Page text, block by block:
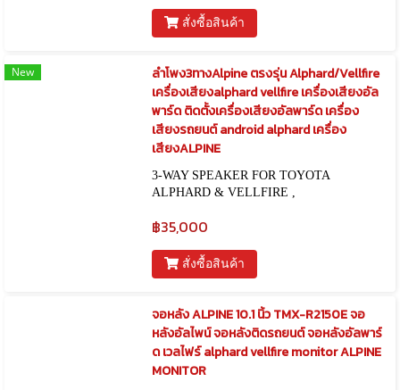
สั่งซื้อสินค้า
New
ลำโพง3ทางAlpine ตรงรุ่น Alphard/Vellfire
เครื่องเสียงalphard vellfire เครื่องเสียงอัล
พาร์ด ติดตั้งเครื่องเสียงอัลพาร์ด เครื่อง
เสียงรถยนต์ android alphard เครื่อง
เสียงALPINE
3-WAY SPEAKER FOR TOYOTA
ALPHARD & VELLFIRE ,
฿35,000
สั่งซื้อสินค้า
จอหลัง ALPINE 10.1 นิ้ว TMX-R2150E จอ
หลังอัลไพน์ จอหลังติดรถยนต์ จอหลังอัลพาร์
ด เวลไฟร์ alphard vellfire monitor ALPINE
MONITOR